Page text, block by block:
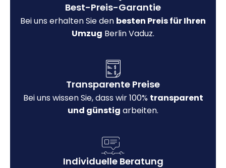
Best-Preis-Garantie
Bei uns erhalten Sie den besten Preis für Ihren
Umzug Berlin Vaduz.
Transparente Preise
Bei uns wissen Sie, dass wir 100% transparent
und günstig arbeiten.
Individuelle Beratung